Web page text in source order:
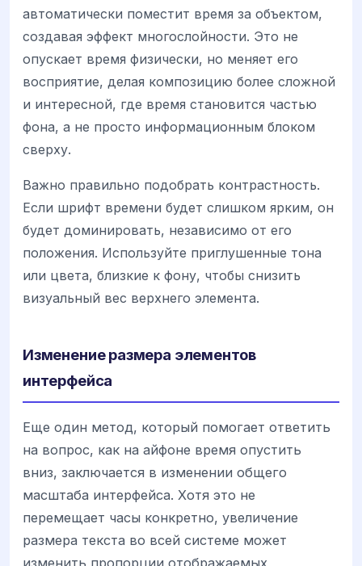
автоматически поместит время за объектом,
создавая эффект многослойности. Это не
опускает время физически, но меняет его
восприятие, делая композицию более сложной
и интересной, где время становится частью
фона, а не просто информационным блоком
сверху.
Важно правильно подобрать контрастность.
Если шрифт времени будет слишком ярким, он
будет доминировать, независимо от его
положения. Используйте приглушенные тона
или цвета, близкие к фону, чтобы снизить
визуальный вес верхнего элемента.
Изменение размера элементов
интерфейса
Еще один метод, который помогает ответить
на вопрос, как на айфоне время опустить
вниз, заключается в изменении общего
масштаба интерфейса. Хотя это не
перемещает часы конкретно, увеличение
размера текста во всей системе может
изменить пропорции отображаемых